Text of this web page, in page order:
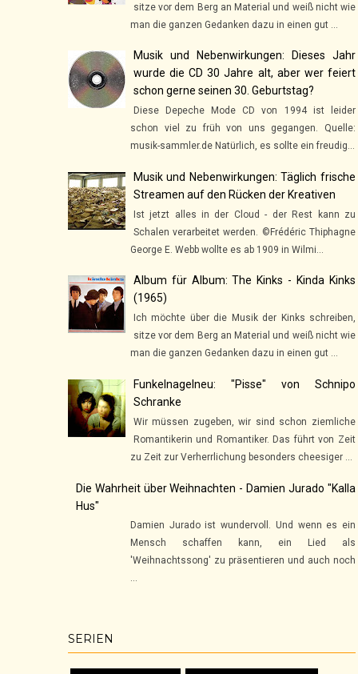
sitze vor dem Berg an Material und weiß nicht wie
man die ganzen Gedanken dazu in einen gut ...
Musik und Nebenwirkungen: Dieses Jahr
wurde die CD 30 Jahre alt, aber wer feiert
schon gerne seinen 30. Geburtstag?
Diese Depeche Mode CD von 1994 ist leider
schon viel zu früh von uns gegangen. Quelle:
musik-sammler.de Natürlich, es sollte ein freudig...
Musik und Nebenwirkungen: Täglich frische
Streamen auf den Rücken der Kreativen
Ist jetzt alles in der Cloud - der Rest kann zu
Schalen verarbeitet werden. ©Frédéric Thiphagne
George E. Webb wollte es ab 1909 in Wilmi...
Album für Album: The Kinks - Kinda Kinks
(1965)
Ich möchte über die Musik der Kinks schreiben,
sitze vor dem Berg an Material und weiß nicht wie
man die ganzen Gedanken dazu in einen gut ...
Funkelnagelneu: "Pisse" von Schnipo
Schranke
Wir müssen zugeben, wir sind schon ziemliche
Romantikerin und Romantiker. Das führt von Zeit
zu Zeit zur Verherrlichung besonders cheesiger ...
Die Wahrheit über Weihnachten - Damien Jurado "Kalla
Hus"
Damien Jurado ist wundervoll. Und wenn es ein
Mensch schaffen kann, ein Lied als
'Weihnachtssong' zu präsentieren und auch noch
...
SERIEN